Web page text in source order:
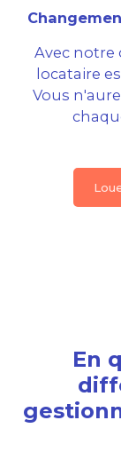
Avec notre
locataire
Vous
En